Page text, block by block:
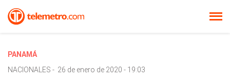
PANAMÁ
NACIONALES - 26 de enero de 2020 - 19:03